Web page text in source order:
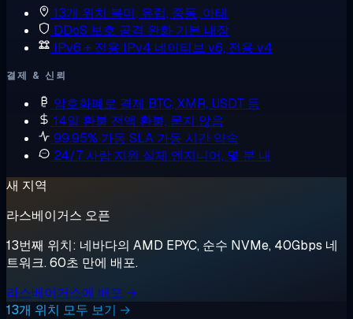
13개 위치 북미, 유럽, 중동, 아태
DDoS 보호 공격 완화 기본 내장
IPv6 + 전용 IPv4 네이티브 v6, 전용 v4
결제 & 신뢰
암호화폐로 결제 BTC, XMR, USDT 등
14일 환불 전액 환불, 묻지 않음
99.95% 가동 SLA 가동 시간 약속
24/7 사람 지원 실제 엔지니어, 몇 분 내
새 지역
라스베이거스 오픈
13번째 위치: 네바다의 AMD EPYC, 순수 NVMe, 40Gbps 네
트워크. 60초 만에 배포.
라스베이거스에 배포 →
13개 위치 모두 보기 →